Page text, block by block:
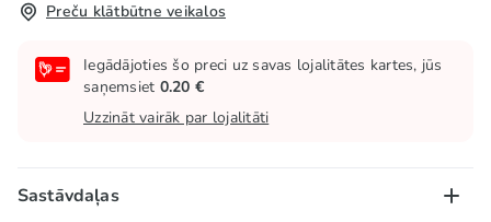
Preču klātbūtne veikalos
Iegādājoties šo preci uz savas lojalitātes kartes, jūs
saņemsiet 0.20 €
Uzzināt vairāk par lojalitāti
Sastāvdaļas